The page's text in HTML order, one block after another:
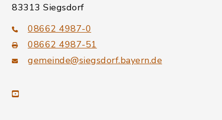
83313 Siegsdorf
08662 4987-0
08662 4987-51
gemeinde@siegsdorf.bayern.de
youtube